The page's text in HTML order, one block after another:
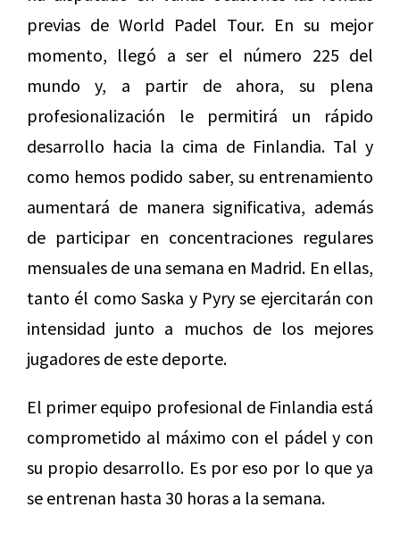
previas de World Padel Tour. En su mejor
momento, llegó a ser el número 225 del
mundo y, a partir de ahora, su plena
profesionalización le permitirá un rápido
desarrollo hacia la cima de Finlandia. Tal y
como hemos podido saber, su entrenamiento
aumentará de manera significativa, además
de participar en concentraciones regulares
mensuales de una semana en Madrid. En ellas,
tanto él como Saska y Pyry se ejercitarán con
intensidad junto a muchos de los mejores
jugadores de este deporte.
El primer equipo profesional de Finlandia está
comprometido al máximo con el pádel y con
su propio desarrollo. Es por eso por lo que ya
se entrenan hasta 30 horas a la semana.